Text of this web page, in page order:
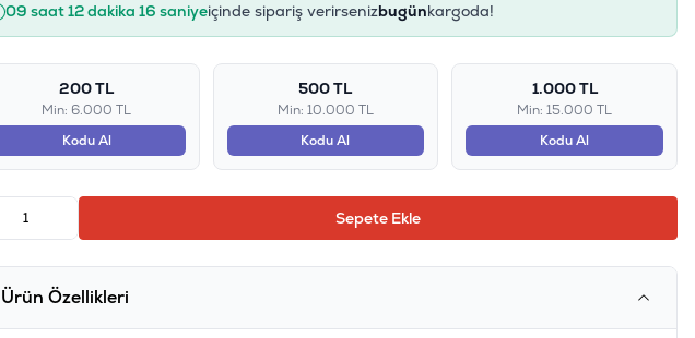
09 saat 12 dakika 16 saniyeiçinde sipariş verirsenizbugünkargoda!
200 TL
Min: 6.000 TL
Kodu Al
500 TL
Min: 10.000 TL
Kodu Al
1.000 TL
Min: 15.000 TL
Kodu Al
Sepete Ekle
Ürün Özellikleri